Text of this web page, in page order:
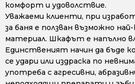
комфорт и удоволствие.
Уважаеми клиенти, при
за баня е ползван възможно
материал. Шкафът е напълно
Единственият начин да бъде
се удари или издраска по
употреба с агресивни,